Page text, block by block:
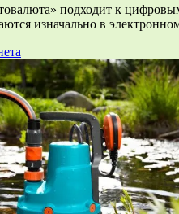
подходит к
изначально в